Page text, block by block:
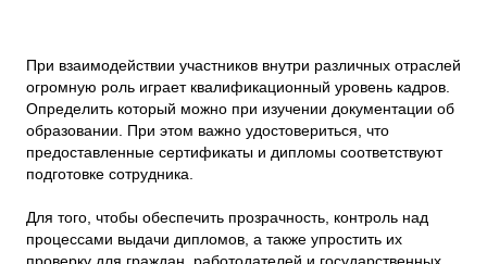
При взаимодействии участников внутри различных отраслей
огромную роль играет квалификационный уровень кадров.
Определить который можно при изучении документации об
образовании. При этом важно удостовериться, что
предоставленные сертификаты и дипломы соответствуют
подготовке сотрудника.
Для того, чтобы обеспечить прозрачность, контроль над
процессами выдачи дипломов, а также упростить их